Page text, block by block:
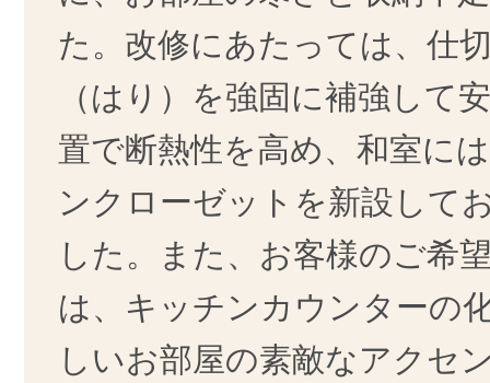
た。改修にあたっては、仕
（はり）を強固に補強して
置で断熱性を高め、和室に
ンクローゼットを新設して
した。また、お客様のご希
は、キッチンカウンターの
しいお部屋の素敵なアクセ